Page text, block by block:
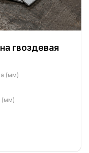
гвоздевая
(мм)
(мм)